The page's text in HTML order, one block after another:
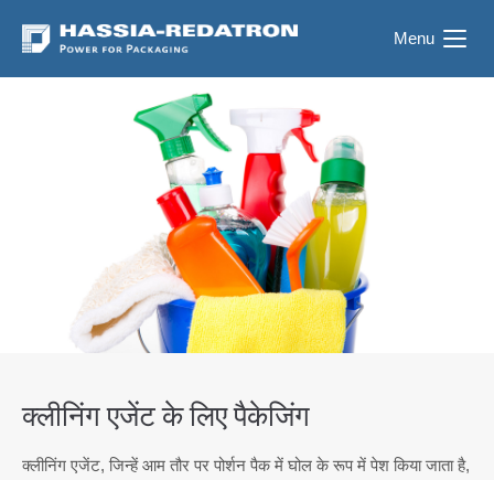
Menu
क्लीनिंग एजेंट के लिए पैकेजिंग
क्लीनिंग एजेंट, जिन्हें आम तौर पर पोर्शन पैक में घोल के रूप में पेश किया जाता है,